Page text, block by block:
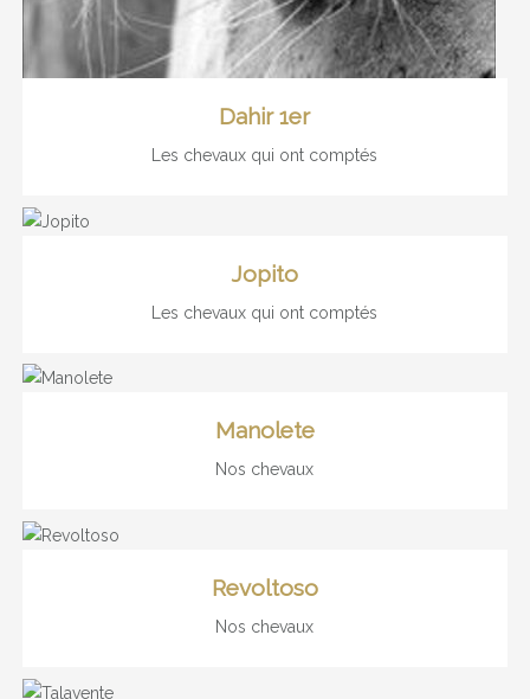
Dahir 1er
Les chevaux qui ont comptés
Jopito
Les chevaux qui ont comptés
Manolete
Nos chevaux
Revoltoso
Nos chevaux